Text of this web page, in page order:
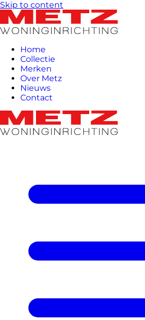
Skip to content
Home
Collectie
Merken
Over Metz
Nieuws
Contact